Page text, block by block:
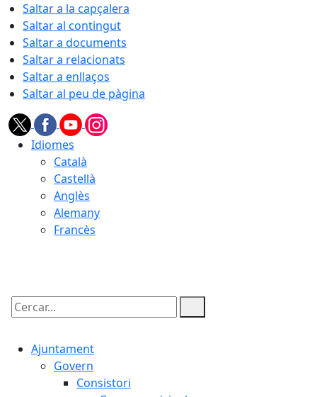
Saltar a la capçalera
Saltar al contingut
Saltar a documents
Saltar a relacionats
Saltar a enllaços
Saltar al peu de pàgina
Idiomes
Català
Castellà
Anglès
Alemany
Francès
Cercar:
Ajuntament
Govern
Consistori